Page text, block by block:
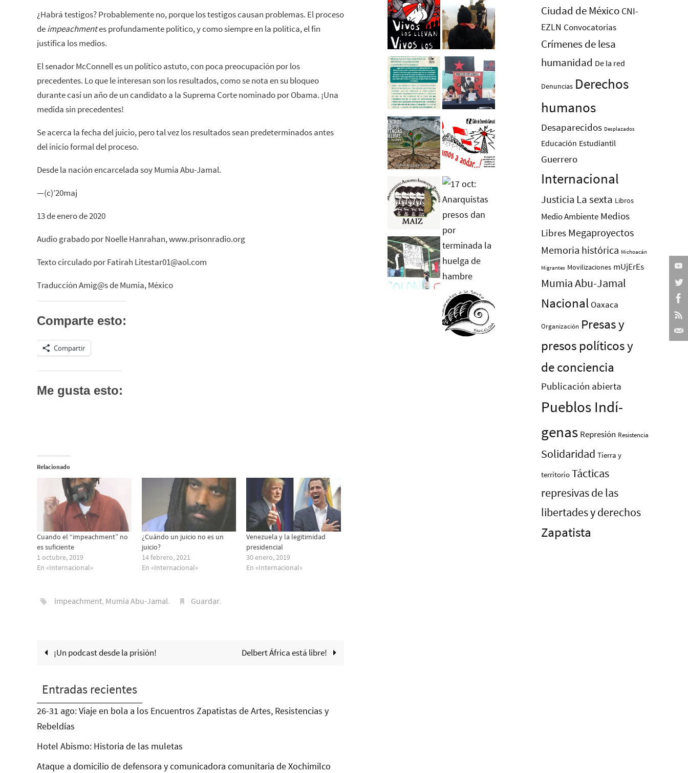
¿Habrá testigos? Probablemente no, porque los testigos causan problemas. El proceso
deimpeachmentes profundamente político, y como siempre en la política, el fin
justifica los medios.
El senador McConnell es un político astuto, con poca preocupación por los
precedentes. Lo que le interesan son los resultados, como se nota en su bloqueo
durante casi un año de un candidato a la Suprema Corte nominado por Obama. ¡Una
medida sin precedentes!
Se acerca la fecha del juicio, pero tal vez los resultados sean predeterminados antes
del inicio formal del proceso.
Desde la nación encarcelada soy Mumia Abu-Jamal.
—(c)’20maj
13 de enero de 2020
Audio grabado por Noelle Hanrahan, www.prisonradio.org
Texto circulado por Fatirah Litestar01@aol.com
Traducción Amig@s de Mumia, México
Comparte esto:
Compartir
Me gusta esto:
Relacionado
Cuando el “impeachment” no
es suficiente
1 octubre, 2019
En «Internacional»
¿Cuándo un juicio no es un
juicio?
14 febrero, 2021
En «Internacional»
Venezuela y la legitimidad
presidencial
30 enero, 2019
En «Internacional»
impeachment, Mumia Abu-Jamal. Guardar.
¡Un podcast desde la prisión! Delbert África está libre!
Entradas recientes
26-31 ago: Viaje en bola a los Encuentros Zapatistas de Artes, Resistencias y
Rebeldías
Hotel Abismo: Historia de las muletas
Ataque a domicilio de defensora y comunicadora comunitaria de Xochimilco
Ciudad de México CNI-
EZLN Convocatorias
Crímenes de lesa
humanidad De la red
Denuncias Derechos
humanos
Desaparecidos Desplazados
Educación Estudiantil
Guerrero
Internacional
Justicia La sexta Libros
Medio Ambiente Medios
Libres Megaproyectos
Memoria histórica Michoacán
Migrantes Movilizaciones mUjErEs
Mumia Abu-Jamal
Nacional Oaxaca
Organización Presas y
presos polí­ticos y
de conciencia
Publicación abierta
Pueblos Indí­
genas Represión Resistencia
Solidaridad Tierra y
territorio Tácticas
represivas de las
libertades y derechos
Zapatista